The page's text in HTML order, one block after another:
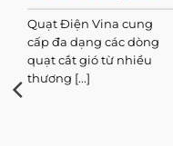
Quạt Điện Vina cung
cấp đa dạng các dòng
quạt cắt gió từ nhiều
thương [...]